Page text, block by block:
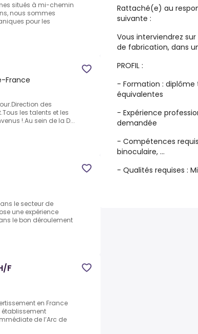
situés à mi-chemin
nous sommes
pour les
France
des
les talents et les
!.Au sein de la D...
le secteur de
une expérience
le bon déroulement
F
en France
établissement
de l’Arc de
Rattaché(e) au
suivante :
Vous interviendrez
de fabrication, dans
PROFIL :
- Formation :
équivalentes
- Expérience
demandée
- Compétences
binoculaire, …
- Qualités requises :